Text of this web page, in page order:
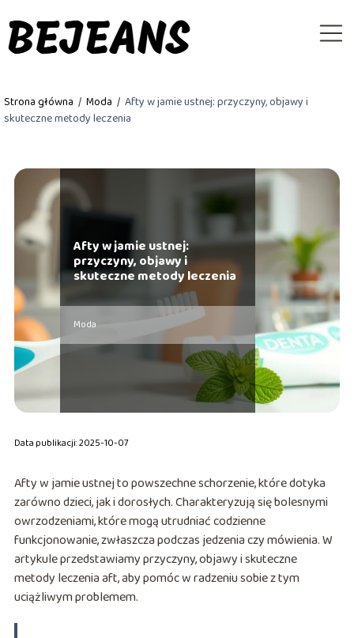
Strona główna / Moda / Afty w jamie ustnej: przyczyny, objawy i
skuteczne metody leczenia
Afty w jamie ustnej:
przyczyny, objawy i
skuteczne metody leczenia
Moda
Data publikacji: 2025-10-07
Afty w jamie ustnej to powszechne schorzenie, które dotyka
zarówno dzieci, jak i dorosłych. Charakteryzują się bolesnymi
owrzodzeniami, które mogą utrudniać codzienne
funkcjonowanie, zwłaszcza podczas jedzenia czy mówienia. W
artykule przedstawiamy przyczyny, objawy i skuteczne
metody leczenia aft, aby pomóc w radzeniu sobie z tym
uciążliwym problemem.